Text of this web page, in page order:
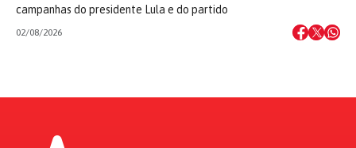
campanhas do presidente Lula e do partido
02/08/2026